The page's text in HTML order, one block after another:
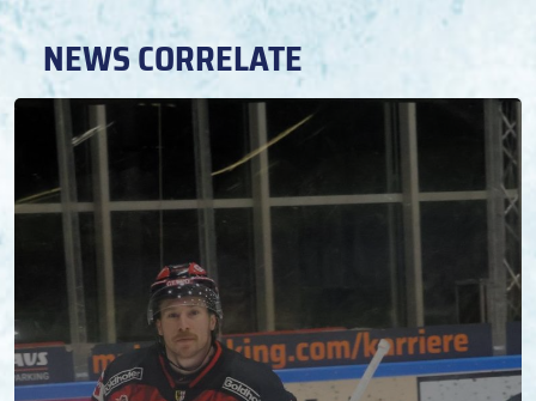
NEWS CORRELATE